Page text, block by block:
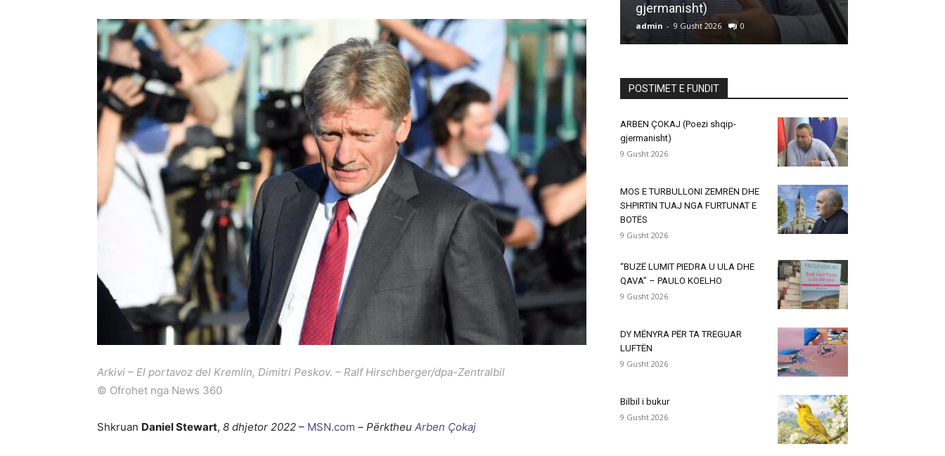
Arkivi – El portavoz del Kremlin, Dimitri Peskov. – Ralf Hirschberger/dpa-Zentralbil
© Ofrohet nga News 360
Shkruan Daniel Stewart, 8 dhjetor 2022 – MSN.com – Përktheu Arben Çokaj
gjermanisht)
admin - 9 Gusht 2026 0
POSTIMET E FUNDIT
ARBEN ÇOKAJ (Poezi shqip-
gjermanisht)
9 Gusht 2026
MOS E TURBULLONI ZEMRËN DHE
SHPIRTIN TUAJ NGA FURTUNAT E
BOTËS
9 Gusht 2026
“BUZË LUMIT PIEDRA U ULA DHE
QAVA” – PAULO KOELHO
9 Gusht 2026
DY MËNYRA PËR TA TREGUAR
LUFTËN
9 Gusht 2026
Bilbil i bukur
9 Gusht 2026